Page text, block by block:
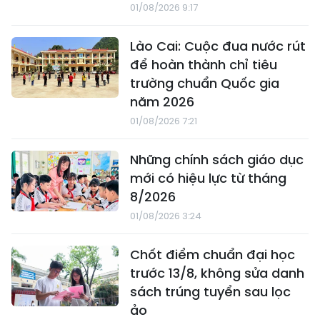
01/08/2026 9:17
Lào Cai: Cuộc đua nước rút
để hoàn thành chỉ tiêu
trường chuẩn Quốc gia
năm 2026
01/08/2026 7:21
Những chính sách giáo dục
mới có hiệu lực từ tháng
8/2026
01/08/2026 3:24
Chốt điểm chuẩn đại học
trước 13/8, không sửa danh
sách trúng tuyển sau lọc
ảo